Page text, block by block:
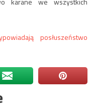
posłuszeństwo